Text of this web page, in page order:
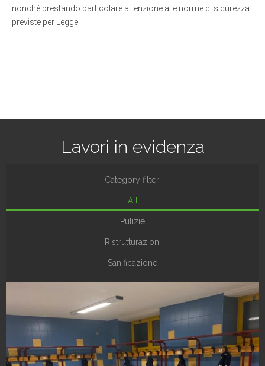
nonché prestando particolare attenzione alle norme di sicurezza
previste per Legge.
Lavori in evidenza
Category filter:
All
Pulizie
Ristrutturazioni
Sanificazione